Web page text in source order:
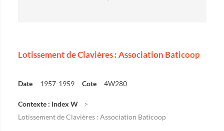
Lotissement de Clavières : Association Baticoop
Date 1957-1959 Cote 4W280
Contexte : Index W
Lotissement de Clavières : Association Baticoop